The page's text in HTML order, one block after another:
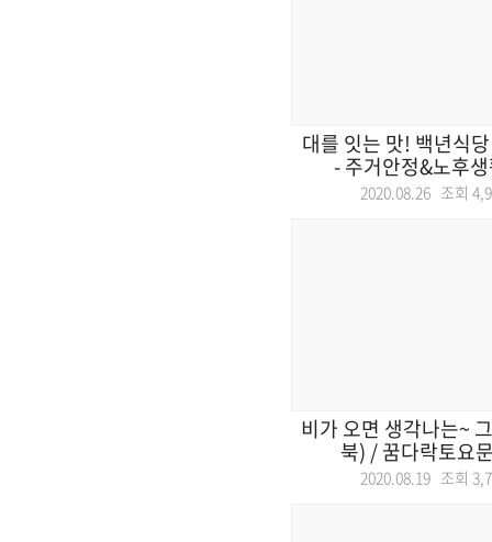
대를 잇는 맛! 백년식
- 주거안정&노후
2020.08.26 조회
비가 오면 생각나는~
북) / 꿈다락토요
2020.08.19 조회